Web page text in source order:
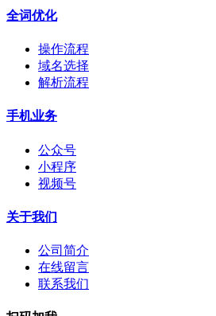
全词优化
操作流程
域名选择
解析流程
手机业务
公众号
小程序
视频号
关于我们
公司简介
在线留言
联系我们